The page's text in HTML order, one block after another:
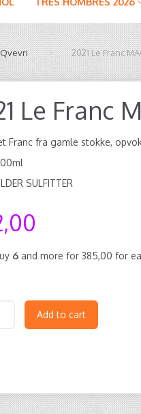
2021 Le Franc
Le Franc
Franc fra gamle stokke,
SULFITTER
6 and more for 385,00 for
Add to cart